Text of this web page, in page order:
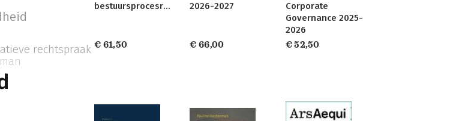
rechtspraak
bestuursprocesrecht
€ 61,50
2026-2027
€ 66,00
Corporate
Governance 2025-
2026
€ 52,50